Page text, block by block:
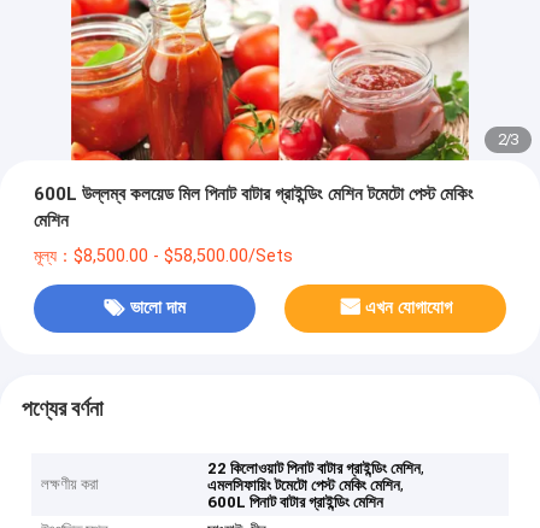
2/3
600L উল্লম্ব কলয়েড মিল পিনাট বাটার গ্রাইন্ডিং মেশিন টমেটো পেস্ট মেকিং
মেশিন
মূল্য：$8,500.00 - $58,500.00/Sets
ভালো দাম এখন যোগাযোগ
পণ্যের বর্ণনা
লক্ষণীয় করা
22 কিলোওয়াট পিনাট বাটার গ্রাইন্ডিং মেশিন,
এমলসিফায়িং টমেটো পেস্ট মেকিং মেশিন,
600L পিনাট বাটার গ্রাইন্ডিং মেশিন